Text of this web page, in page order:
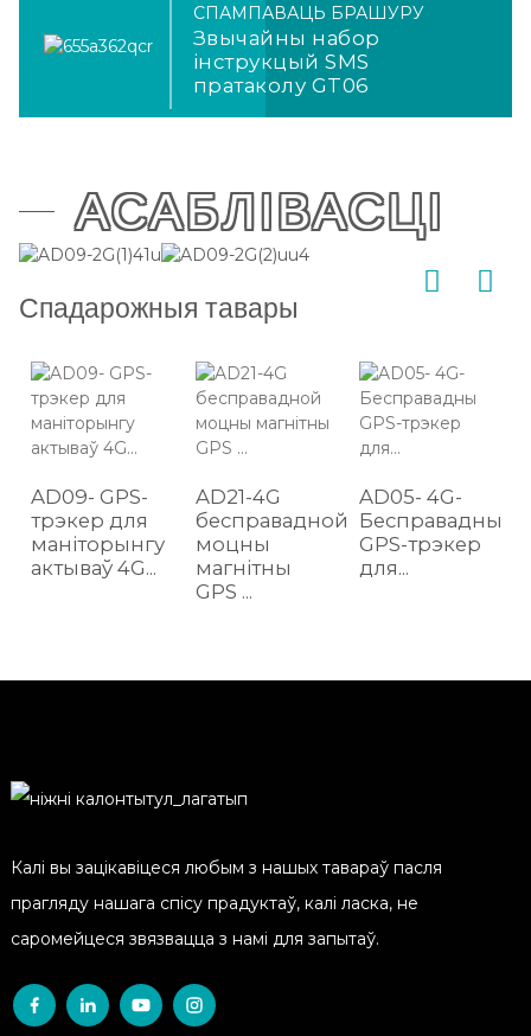
СПАМПАВАЦЬ БРАШУРУ
Звычайны набор
інструкцый SMS
пратаколу GT06
АСАБЛІВАСЦІ
Спадарожныя тавары
AD09- GPS-
трэкер для
маніторынгу
актываў 4G...
AD21-4G
бесправадной
моцны
магнітны
GPS ...
AD05- 4G-
Бесправадны
GPS-трэкер
для...
Калі вы зацікавіцеся любым з нашых тавараў пасля
прагляду нашага спісу прадуктаў, калі ласка, не
саромейцеся звязвацца з намі для запытаў.